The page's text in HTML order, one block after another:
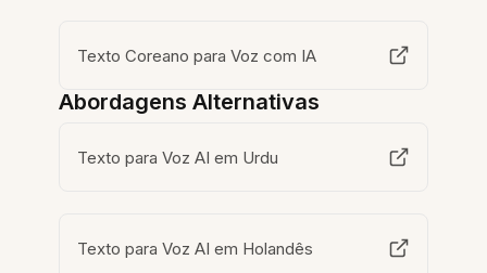
Texto Coreano para Voz com IA
Abordagens Alternativas
Texto para Voz AI em Urdu
Texto para Voz AI em Holandês